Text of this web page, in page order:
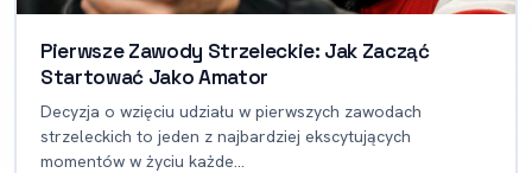
Pierwsze Zawody Strzeleckie: Jak Zacząć
Startować Jako Amator
Decyzja o wzięciu udziału w pierwszych zawodach
strzeleckich to jeden z najbardziej ekscytujących
momentów w życiu każde...